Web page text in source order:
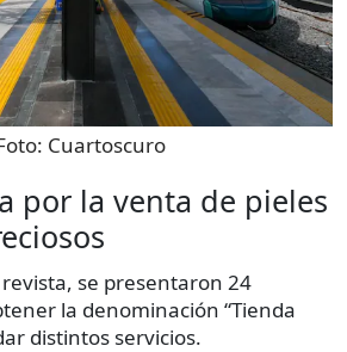
Cuartoscuro
por la venta de pieles
se presentaron 24
la denominación “Tienda
distintos servicios.